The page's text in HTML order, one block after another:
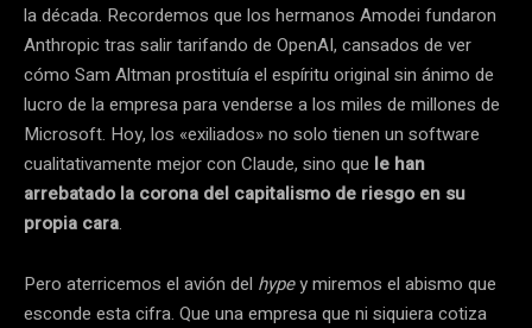
la década. Recordemos que los hermanos Amodei fundaron
Anthropic tras salir tarifando de OpenAI, cansados de ver
cómo Sam Altman prostituía el espíritu original sin ánimo de
lucro de la empresa para venderse a los miles de millones de
Microsoft. Hoy, los «exiliados» no solo tienen un software
cualitativamente mejor con Claude, sino que le han
arrebatado la corona del capitalismo de riesgo en su
propia cara.
Pero aterricemos el avión del hypey miremos el abismo que
esconde esta cifra. Que una empresa que ni siquiera cotiza